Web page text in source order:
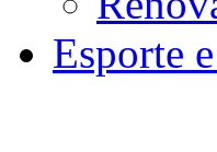
Esporte